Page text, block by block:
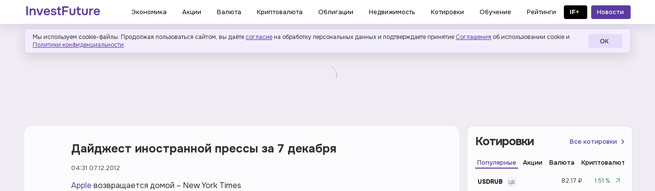
Экономика Акции Валюта Криптовалюта Облигации Недвижимость Котировки Обучение Рейтинги IF+
Новости
в MAX
Мы используем cookie-файлы. Продолжая пользоваться сайтом, вы даёте согласие на обработку персональных данных и подтверждаете принятие Соглашения об использовании cookie и
Политики конфиденциальности. ОК
Дайджест иностранной прессы за 7 декабря
04:31 07.12.2012
Apple возвращается домой – New York Times
Котировки Все котировки
Популярные Акции Валюта Криптовалюта
USDRUB 82.17 ₽
1.51 %